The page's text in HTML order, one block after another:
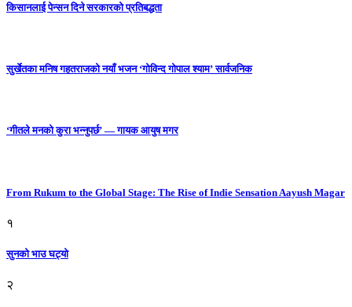
किसानलाई पेन्सन दिने सरकारको प्रतिबद्धता
सुर्खेतका मनिष गहतराजको नयाँ भजन ‘गोविन्द गोपाल श्याम’ सार्वजनिक
‘गीतले मनको कुरा भन्नुपर्छ’ — गायक आयुष मगर
From Rukum to the Global Stage: The Rise of Indie Sensation Aayush Magar
१
सुनको भाउ घट्याे
२